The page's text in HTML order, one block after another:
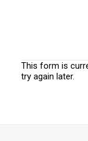
This form is
try again later.